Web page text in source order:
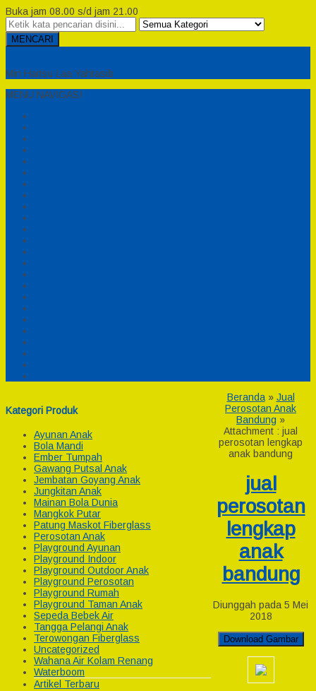
Buka jam 08.00 s/d jam 21.00
MENCARI
Min Haitsu Laa Yahtasib
MENU NAVIGASI
Kategori Produk
Ayunan Anak
Bola Mandi
Ember Tumpah
Gawang Putsal Anak
Jembatan Goyang Anak
Jungkitan Anak
Mainan Bola Dunia
Mangkok Putar
Patung Maskot Fiberglass
Perosotan Anak
Playground Ayunan
Playground Indoor
Playground Outdoor Anak
Playground Perosotan
Playground Rumah
Playground Taman Anak
Sepeda Bebek Air
Tangga Pelangi Anak
Terowongan Fiberglass
Uncategorized
Wahana Air Kolam Renang
Waterboom
Artikel Terbaru
Beranda» Jual
Perosotan Anak
Bandung »
Attachment : jual
perosotan lengkap
anak bandung
jual
perosotan
lengkap
anak
bandung
Diunggah pada 5 Mei
2018
Download Gambar